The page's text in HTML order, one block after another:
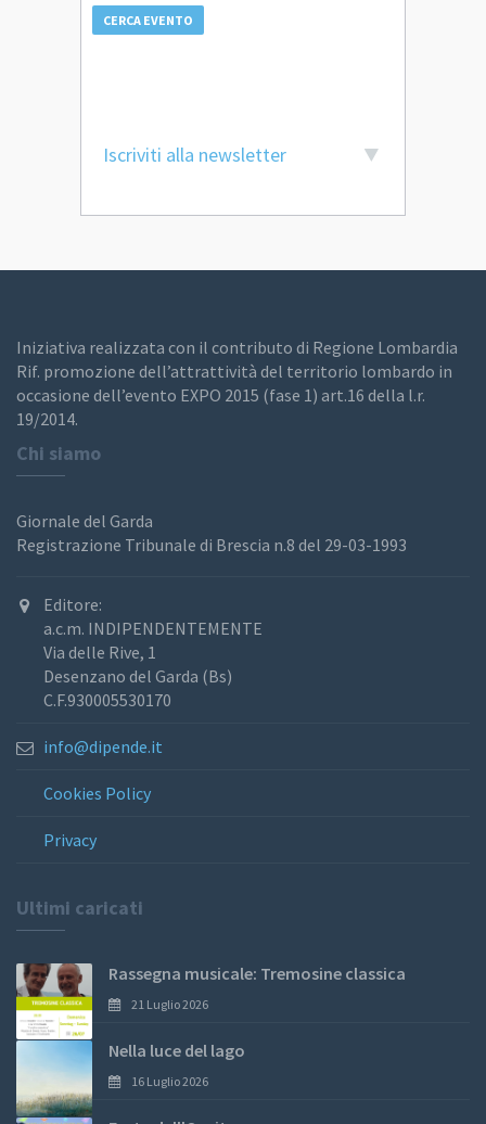
CERCA EVENTO
Iscriviti alla newsletter
Iniziativa realizzata con il contributo di Regione Lombardia
Rif. promozione dell’attrattività del territorio lombardo in
occasione dell’evento EXPO 2015 (fase 1) art.16 della l.r.
19/2014.
Chi siamo
Giornale del Garda
Registrazione Tribunale di Brescia n.8 del 29-03-1993
Editore:
a.c.m. INDIPENDENTEMENTE
Via delle Rive, 1
Desenzano del Garda (Bs)
C.F.930005530170
info@dipende.it
Cookies Policy
Privacy
Ultimi caricati
Rassegna musicale: Tremosine classica
21 Luglio 2026
Nella luce del lago
16 Luglio 2026